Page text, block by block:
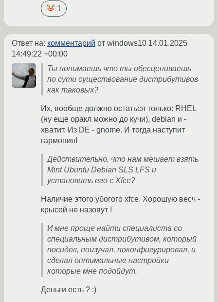
1
Ответ на: комментарий от windows10 14.01.2025
14:49:22 +00:00
Ты понимаешь что ты обесцениваешь
по сути существование дистрибутивов
как таковых?
Их, вообще должно остаться только: RHEL
(ну еще оракл можно до кучи), debian и -
хватит. Из DE - gnome. И тогда наступит
гармония!
Действительно, что нам мешает взять
Mint Ubuntu Debian SLS LFS и
установить его с Xfce?
Наличие этого убогого xfce. Хорошую весч -
крысой не назовут !
И мне проще найти специалиста со
специальным дистрибутивом, который
посидел, поизучал, поконфигурировал, и
сделал оптимальные настройки
которые мне подойдут.
Деньги есть ? :)